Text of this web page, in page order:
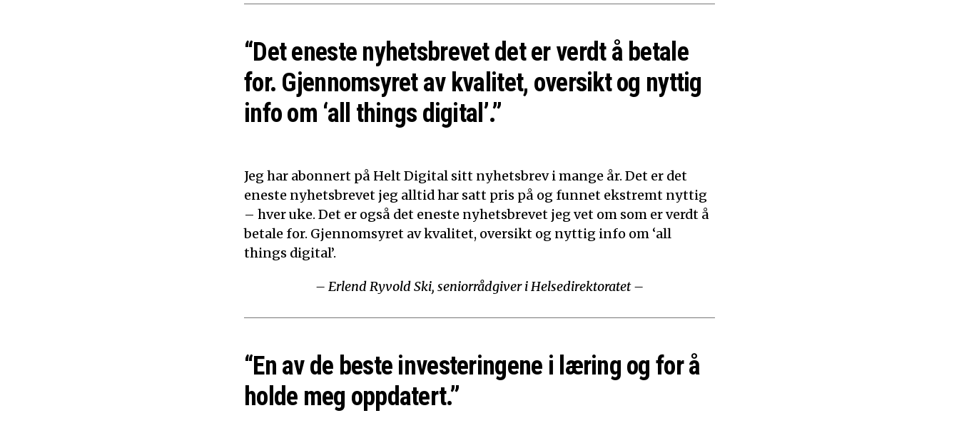
“Det eneste nyhetsbrevet det er verdt å betale
for. Gjennomsyret av kvalitet, oversikt og nyttig
info om ‘all things digital’.”
Jeg har abonnert på Helt Digital sitt nyhetsbrev i mange år. Det er det
eneste nyhetsbrevet jeg alltid har satt pris på og funnet ekstremt nyttig
– hver uke. Det er også det eneste nyhetsbrevet jeg vet om som er verdt å
betale for. Gjennomsyret av kvalitet, oversikt og nyttig info om ‘all
things digital’.
– Erlend Ryvold Ski, seniorrådgiver i Helsedirektoratet –
“En av de beste investeringene i læring og for å
holde meg oppdatert.”